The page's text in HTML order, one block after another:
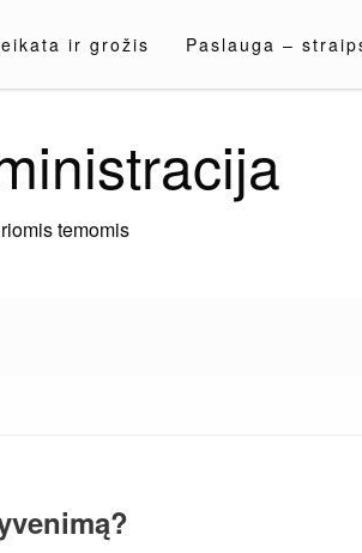
ir grožis Paslauga –
temomis